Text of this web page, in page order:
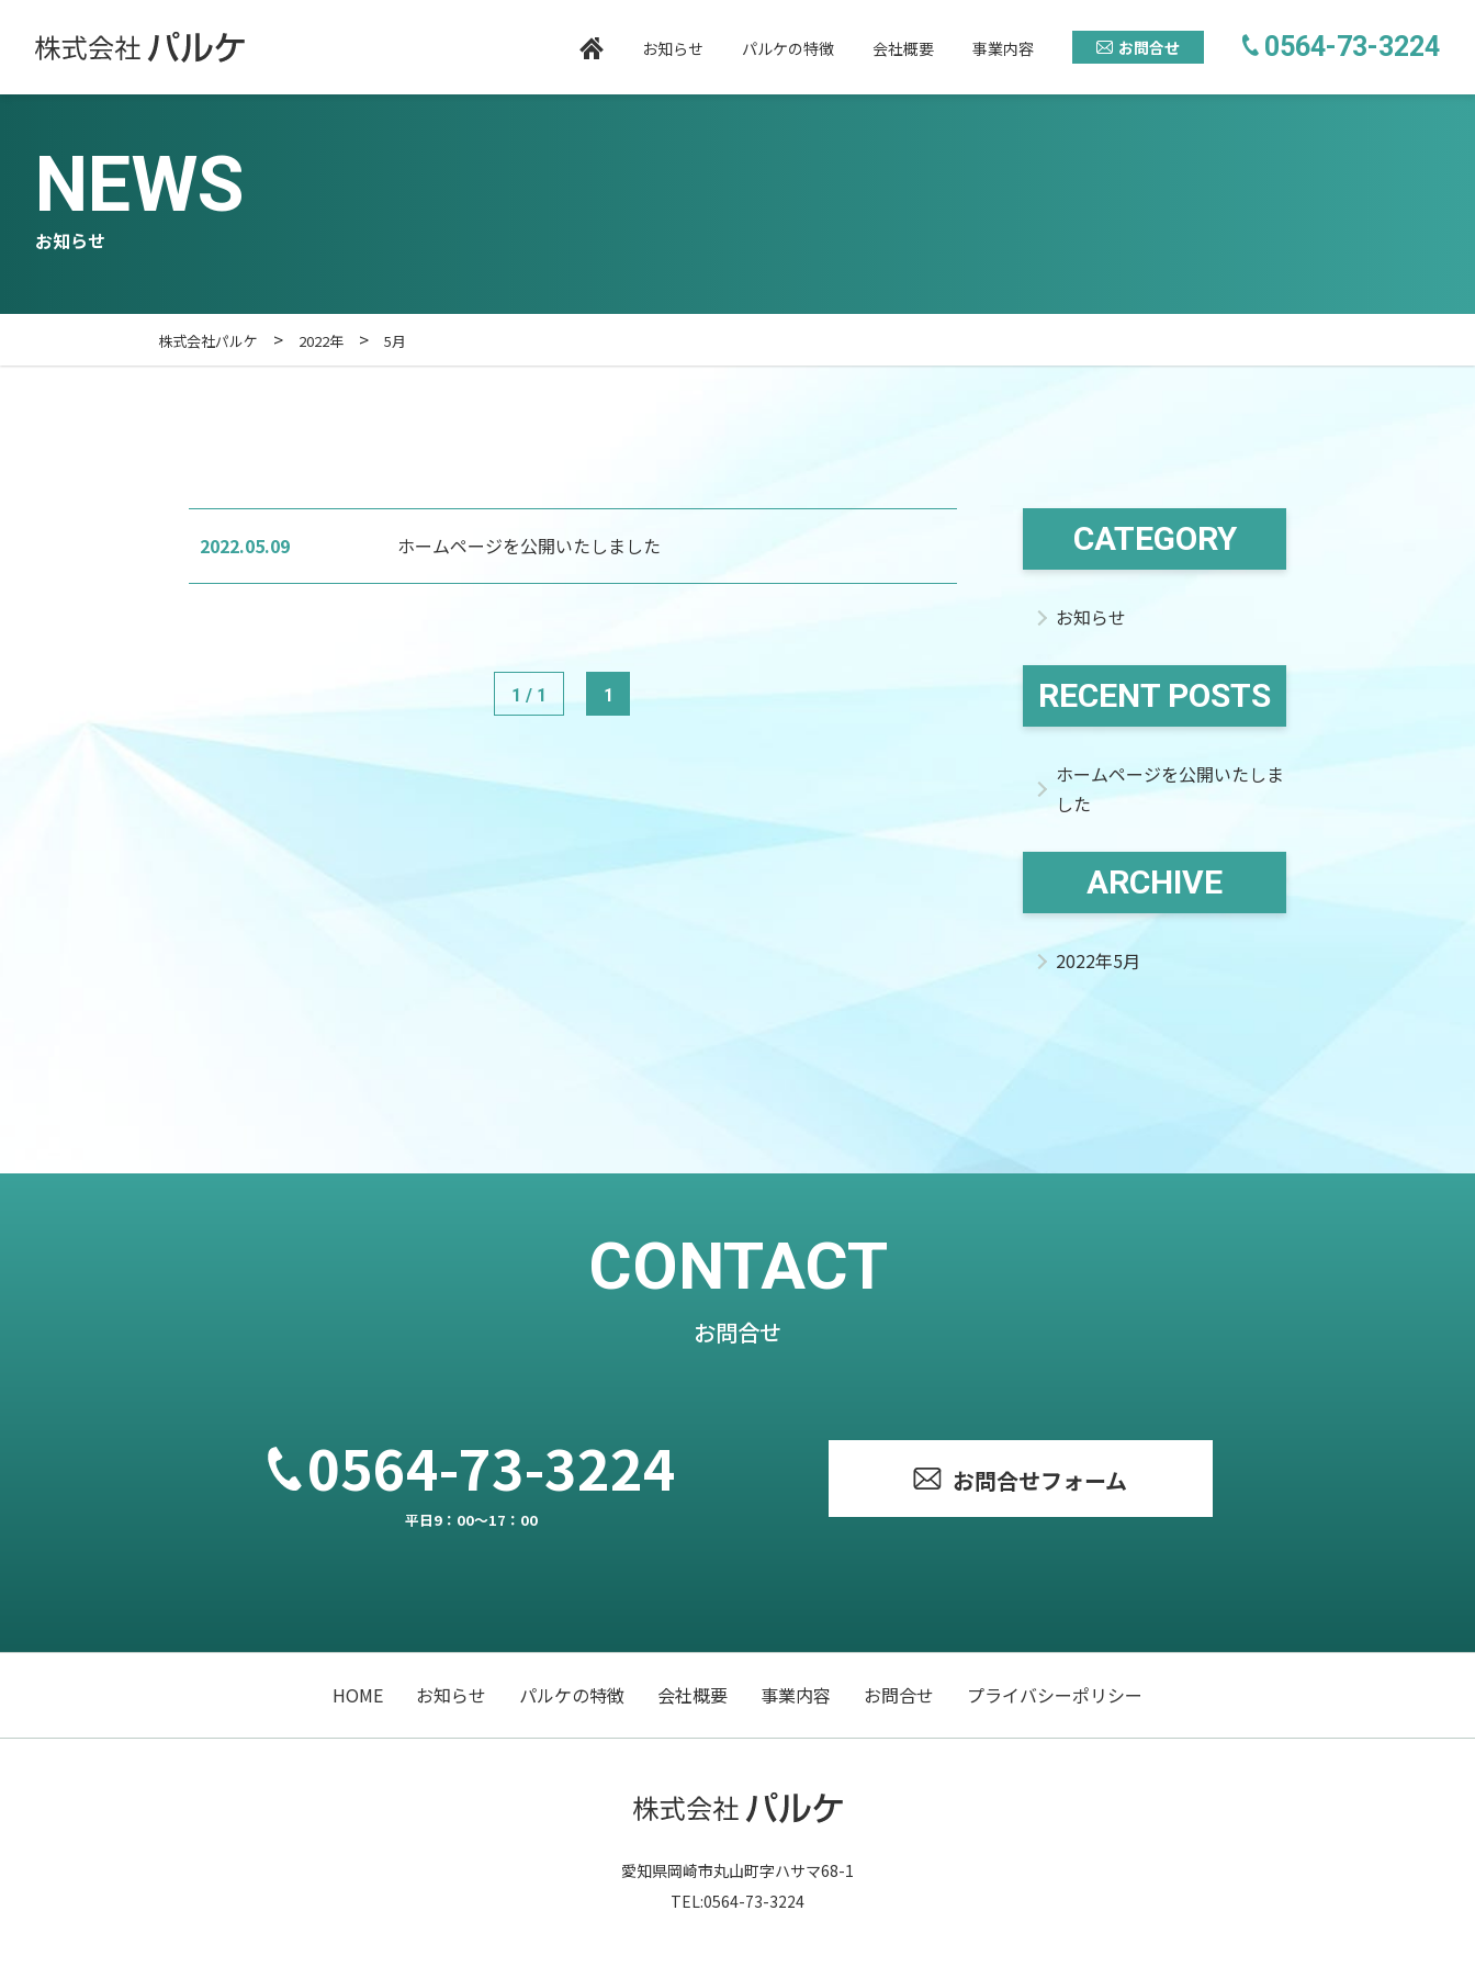
お知らせ パルケの特徴 会社概要 事業内容 お問合せ 0564-73-3224
NEWS
お知らせ
株式会社パルケ > 2022年 > 5月
2022.05.09 ホームページを公開いたしました
1 / 1 1
CATEGORY
お知らせ
RECENT POSTS
ホームページを公開いたしま
した
ARCHIVE
2022年5月
CONTACT
お問合せ
0564-73-3224
平日9：00～17：00
お問合せフォーム
HOME お知らせ パルケの特徴 会社概要 事業内容 お問合せ プライバシーポリシー
愛知県岡崎市丸山町字ハサマ68-1
TEL:0564-73-3224